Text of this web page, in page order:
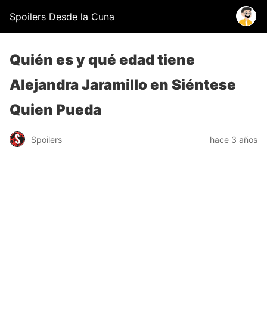
Spoilers Desde la Cuna
Quién es y qué edad tiene
Alejandra Jaramillo en Siéntese
Quien Pueda
Spoilers hace 3 años